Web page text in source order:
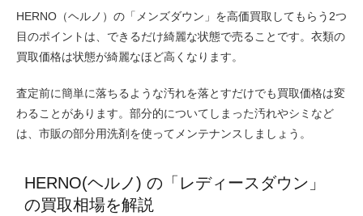
HERNO（ヘルノ）の「メンズダウン」を高価買取してもらう2つ
目のポイントは、できるだけ綺麗な状態で売ることです。衣類の
買取価格は状態が綺麗なほど高くなります。
査定前に簡単に落ちるような汚れを落とすだけでも買取価格は変
わることがあります。部分的についてしまった汚れやシミなど
は、市販の部分用洗剤を使ってメンテナンスしましょう。
HERNO(ヘルノ) の「レディースダウン」
の買取相場を解説